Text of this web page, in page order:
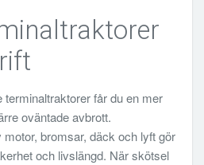
får du en mer
oväntade avbrott.
motor, bromsar, däck och lyft gör
och livslängd. När skötsel